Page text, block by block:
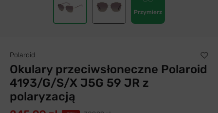
Przymierz
Polaroid
Okulary przeciwsłoneczne Polaroid
4193/G/S/X J5G 59 JR z
polaryzacją